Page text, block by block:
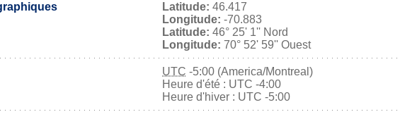
Latitude: 46.417
Longitude: -70.883
Latitude: 46° 25' 1'' Nord
Longitude: 70° 52' 59'' Ouest
UTC -5:00 (America/Montreal)
Heure d'été : UTC -4:00
Heure d'hiver : UTC -5:00